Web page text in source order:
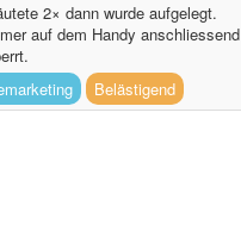
2× dann wurde aufgelegt.
auf dem Handy anschliessend
Belästigend